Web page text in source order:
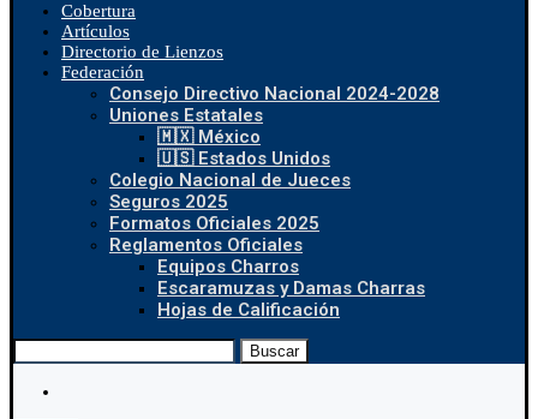
Cobertura
Artículos
Directorio de Lienzos
Federación
Consejo Directivo Nacional 2024-2028
Uniones Estatales
🇲🇽 México
🇺🇸 Estados Unidos
Colegio Nacional de Jueces
Seguros 2025
Formatos Oficiales 2025
Reglamentos Oficiales
Equipos Charros
Escaramuzas y Damas Charras
Hojas de Calificación
Buscar